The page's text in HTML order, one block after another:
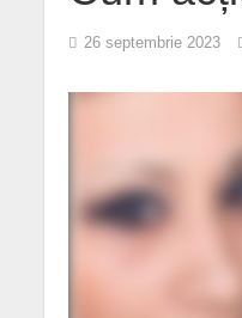
26 septembrie 2023